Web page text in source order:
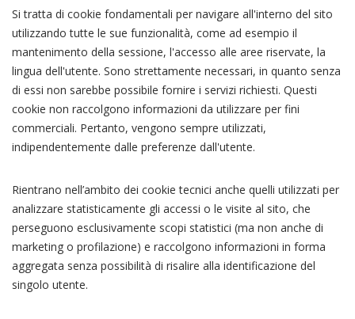
Si tratta di cookie fondamentali per navigare all'interno del sito
utilizzando tutte le sue funzionalità, come ad esempio il
mantenimento della sessione, l'accesso alle aree riservate, la
lingua dell'utente. Sono strettamente necessari, in quanto senza
di essi non sarebbe possibile fornire i servizi richiesti. Questi
cookie non raccolgono informazioni da utilizzare per fini
commerciali. Pertanto, vengono sempre utilizzati,
indipendentemente dalle preferenze dall'utente.
Rientrano nell’ambito dei cookie tecnici anche quelli utilizzati per
analizzare statisticamente gli accessi o le visite al sito, che
perseguono esclusivamente scopi statistici (ma non anche di
marketing o profilazione) e raccolgono informazioni in forma
aggregata senza possibilità di risalire alla identificazione del
singolo utente.